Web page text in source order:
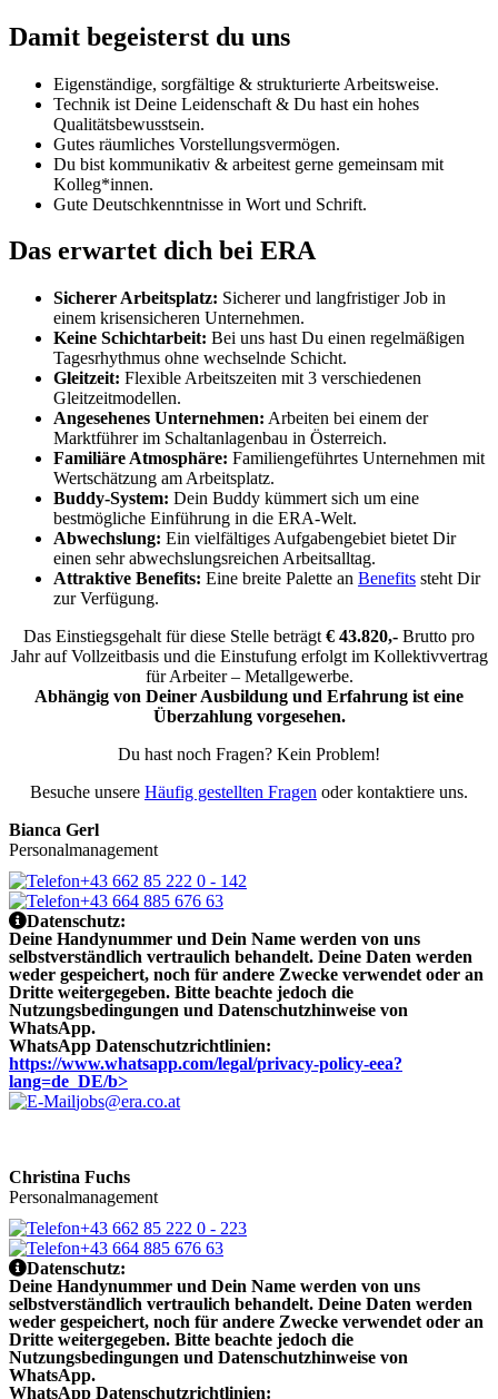
Damit begeisterst du uns
Eigenständige, sorgfältige & strukturierte Arbeitsweise.
Technik ist Deine Leidenschaft & Du hast ein hohes
Qualitätsbewusstsein.
Gutes räumliches Vorstellungsvermögen.
Du bist kommunikativ & arbeitest gerne gemeinsam mit
Kolleg*innen.
Gute Deutschkenntnisse in Wort und Schrift.
Das erwartet dich bei ERA
Sicherer Arbeitsplatz: Sicherer und langfristiger Job in
einem krisensicheren Unternehmen.
Keine Schichtarbeit: Bei uns hast Du einen regelmäßigen
Tagesrhythmus ohne wechselnde Schicht.
Gleitzeit: Flexible Arbeitszeiten mit 3 verschiedenen
Gleitzeitmodellen.
Angesehenes Unternehmen: Arbeiten bei einem der
Marktführer im Schaltanlagenbau in Österreich.
Familiäre Atmosphäre: Familiengeführtes Unternehmen mit
Wertschätzung am Arbeitsplatz.
Buddy-System: Dein Buddy kümmert sich um eine
bestmögliche Einführung in die ERA-Welt.
Abwechslung: Ein vielfältiges Aufgabengebiet bietet Dir
einen sehr abwechslungsreichen Arbeitsalltag.
Attraktive Benefits: Eine breite Palette an Benefits steht Dir
zur Verfügung.
Das Einstiegsgehalt für diese Stelle beträgt € 43.820,- Brutto pro
Jahr auf Vollzeitbasis und die Einstufung erfolgt im Kollektivvertrag
für Arbeiter – Metallgewerbe.
Abhängig von Deiner Ausbildung und Erfahrung ist eine
Überzahlung vorgesehen.
Du hast noch Fragen? Kein Problem!
Besuche unsere Häufig gestellten Fragen oder kontaktiere uns.
Bianca Gerl
Personalmanagement
+43 662 85 222 0 - 142
+43 664 885 676 63
Datenschutz:
Deine Handynummer und Dein Name werden von uns
selbstverständlich vertraulich behandelt. Deine Daten werden
weder gespeichert, noch für andere Zwecke verwendet oder an
Dritte weitergegeben. Bitte beachte jedoch die
Nutzungsbedingungen und Datenschutzhinweise von
WhatsApp.
WhatsApp Datenschutzrichtlinien:
https://www.whatsapp.com/legal/privacy-policy-eea?
lang=de_DE/b>
jobs@era.co.at
Christina Fuchs
Personalmanagement
+43 662 85 222 0 - 223
+43 664 885 676 63
Datenschutz:
Deine Handynummer und Dein Name werden von uns
selbstverständlich vertraulich behandelt. Deine Daten werden
weder gespeichert, noch für andere Zwecke verwendet oder an
Dritte weitergegeben. Bitte beachte jedoch die
Nutzungsbedingungen und Datenschutzhinweise von
WhatsApp.
WhatsApp Datenschutzrichtlinien: